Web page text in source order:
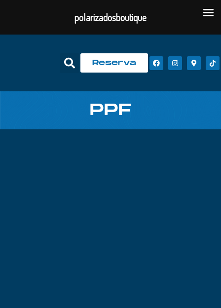
Reserva
PPF
polarizadosboutique